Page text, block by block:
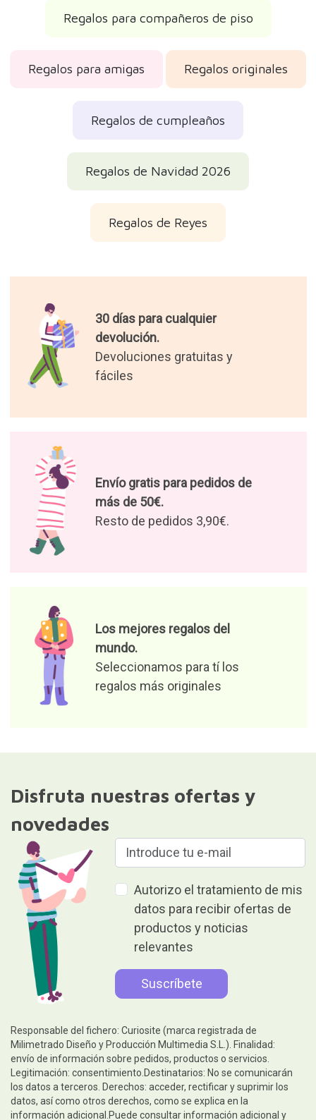
Regalos para compañeros de piso
Regalos para amigas Regalos originales
Regalos de cumpleaños
Regalos de Navidad 2026
Regalos de Reyes
30 días para cualquier
devolución.
Devoluciones gratuitas y
fáciles
Envío gratis para pedidos de
más de 50€.
Resto de pedidos 3,90€.
Los mejores regalos del
mundo.
Seleccionamos para tí los
regalos más originales
Disfruta nuestras ofertas y
novedades
Autorizo el tratamiento de mis
datos para recibir ofertas de
productos y noticias
relevantes
Responsable del fichero: Curiosite (marca registrada de
Milimetrado Diseño y Producción Multimedia S.L.). Finalidad:
envío de información sobre pedidos, productos o servicios.
Legitimación: consentimiento.Destinatarios: No se comunicarán
los datos a terceros. Derechos: acceder, rectificar y suprimir los
datos, así como otros derechos, como se explica en la
información adicional.Puede consultar información adicional y